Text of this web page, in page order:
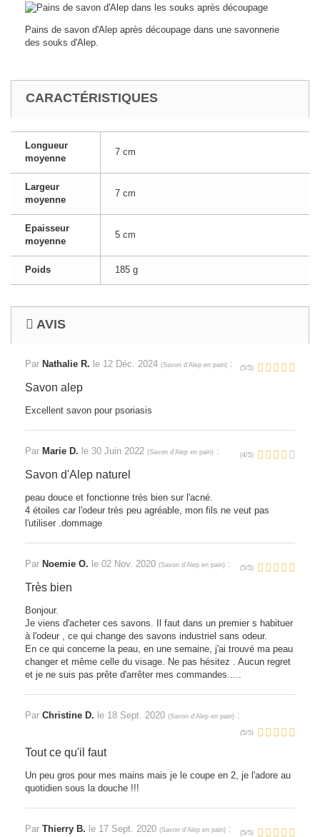
Pains de savon d'Alep après découpage dans une savonnerie
des souks d'Alep.
CARACTÉRISTIQUES
Longueur
moyenne
7 cm
Largeur
moyenne
7 cm
Epaisseur
moyenne
5 cm
Poids 185 g
AVIS
Par Nathalie R. le 12 Déc. 2024 (Savon d'Alep en pain) : (5/5)
Savon alep
Excellent savon pour psoriasis
Par Marie D. le 30 Juin 2022 (Savon d'Alep en pain) : (4/5)
Savon d'Alep naturel
peau douce et fonctionne très bien sur l'acné.
4 étoiles car l'odeur très peu agréable, mon fils ne veut pas
l'utiliser .dommage
Par Noemie O. le 02 Nov. 2020 (Savon d'Alep en pain) : (5/5)
Très bien
Bonjour.
Je viens d'acheter ces savons. Il faut dans un premier s habituer
à l'odeur , ce qui change des savons industriel sans odeur.
En ce qui concerne la peau, en une semaine, j'ai trouvé ma peau
changer et même celle du visage. Ne pas hésitez . Aucun regret
et je ne suis pas prête d'arrêter mes commandes.....
Par Christine D. le 18 Sept. 2020 (Savon d'Alep en pain) :
(5/5)
Tout ce qu'il faut
Un peu gros pour mes mains mais je le coupe en 2, je l'adore au
quotidien sous la douche !!!
Par Thierry B. le 17 Sept. 2020 (Savon d'Alep en pain) : (5/5)